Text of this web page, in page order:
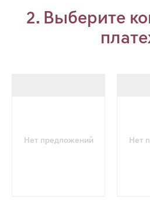
2. Выберите
Нет предложений Нет